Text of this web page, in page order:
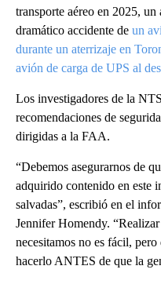
transporte aéreo en 2025,
dramático accidente de un
durante un aterrizaje en
avión de carga de UPS al
Los investigadores de la
recomendaciones de
dirigidas a la FAA.
“Debemos asegurarnos de
adquirido contenido en este
salvadas”, escribió en el
Jennifer Homendy.
necesitamos no es fácil,
hacerlo ANTES de que la